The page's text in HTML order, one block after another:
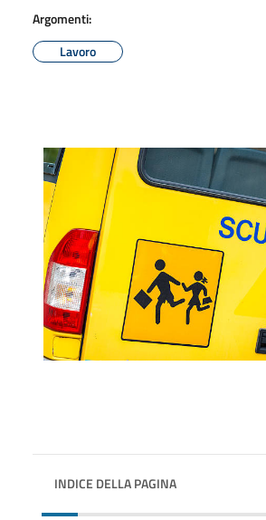
Argomenti:
Lavoro
INDICE DELLA PAGINA